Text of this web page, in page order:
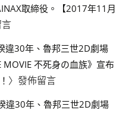
取締役。【2017年11月
違30年、魯邦三世2D劇場
MOVIE 不死身の血族》宣布
〉發佈留言
違30年、魯邦三世2D劇場